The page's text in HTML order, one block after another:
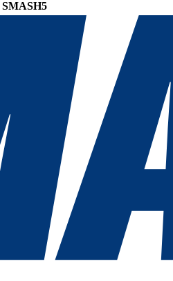
SMASH5